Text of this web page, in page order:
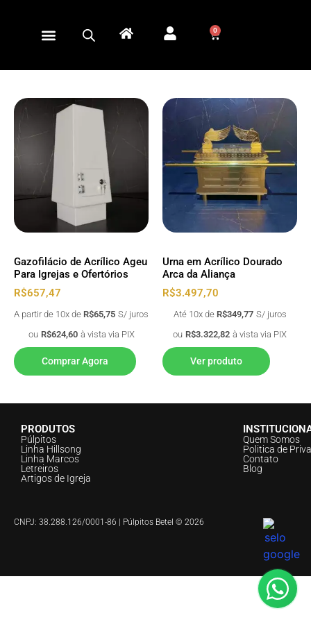
0
Gazofilácio de Acrílico Ageu
Para Igrejas e Ofertórios
R$657,47
A partir de 10x de R$65,75 S/ juros
ou R$624,60 à vista via PIX
Comprar Agora
Urna em Acrílico Dourado
Arca da Aliança
R$3.497,70
Até 10x de R$349,77 S/ juros
ou R$3.322,82 à vista via PIX
Ver produto
PRODUTOS
Púlpitos
Linha Hillsong
Linha Marcos
Letreiros
Artigos de Igreja
Quem Somos
Politica de
Contato
Blog
CNPJ: 38.288.126/0001-86 | Púlpitos Betel © 2026